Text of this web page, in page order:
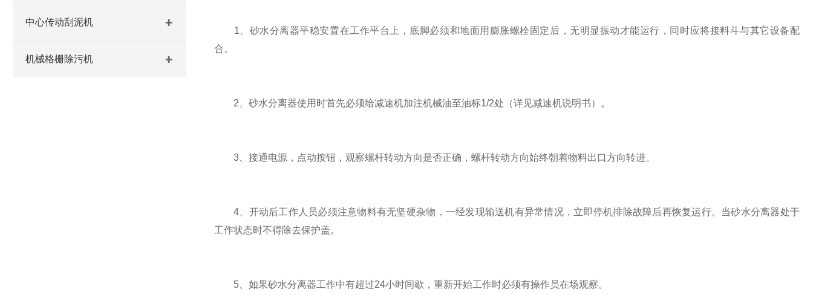
中心传动刮泥机
机械格栅除污机
1、砂水分离器平稳安置在工作平台上，底脚必须和地面用膨胀螺栓固定后，无明显振动才能运行，同时应将接料斗与其它设备配
合。
2、砂水分离器使用时首先必须给减速机加注机械油至油标1/2处（详见减速机说明书）。
3、接通电源，点动按钮，观察螺杆转动方向是否正确，螺杆转动方向始终朝着物料出口方向转进。
4、开动后工作人员必须注意物料有无坚硬杂物，一经发现输送机有异常情况，立即停机排除故障后再恢复运行。当砂水分离器处于
工作状态时不得除去保护盖。
5、如果砂水分离器工作中有超过24小时间歇，重新开始工作时必须有操作员在场观察。